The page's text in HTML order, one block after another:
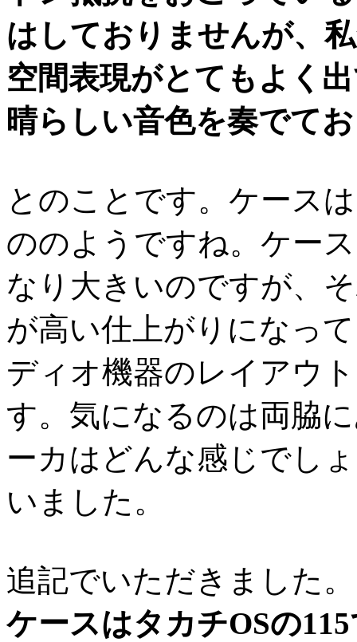
はしておりませんが、
空間表現がとてもよく
晴らしい音色を奏でて
とのことです。ケース
ののようですね。ケー
なり大きいのですが、
が高い仕上がりになっ
ディオ機器のレイアウ
す。気になるのは両脇
ーカはどんな感じでし
いました。
追記でいただきました。
ケースはタカチOSの